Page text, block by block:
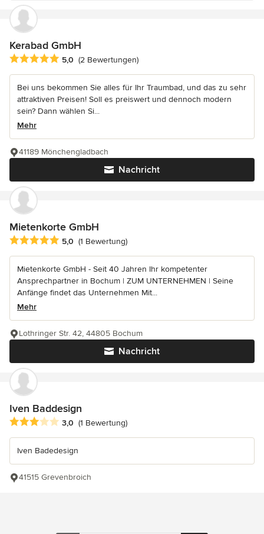
Kerabad GmbH
Durchschnittliche Bewertung: 5 von 5 Sternen
5,0 (2 Bewertungen)
Bei uns bekommen Sie alles für Ihr Traumbad, und das zu sehr
attraktiven Preisen! Soll es preiswert und dennoch modern
sein? Dann wählen Si...
Mehr
Nachricht
41189 Mönchengladbach
Mietenkorte GmbH
Durchschnittliche Bewertung: 5 von 5 Sternen
5,0 (1 Bewertung)
Mietenkorte GmbH - Seit 40 Jahren Ihr kompetenter
Ansprechpartner in Bochum | ZUM UNTERNEHMEN | Seine
Anfänge findet das Unternehmen Mit...
Mehr
Nachricht
Lothringer Str. 42, 44805 Bochum
Iven Baddesign
Durchschnittliche Bewertung: 3 von 5 Sternen
3,0 (1 Bewertung)
Iven Badedesign
41515 Grevenbroich